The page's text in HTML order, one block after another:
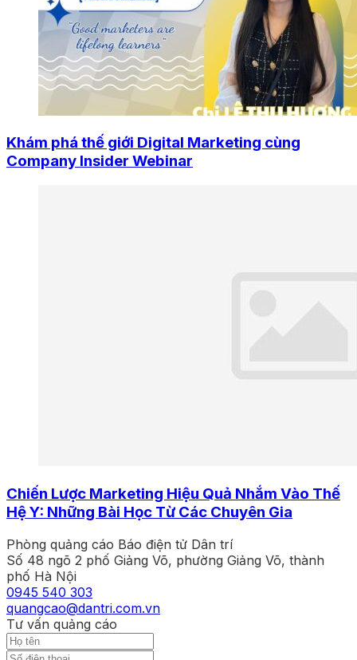
Khám phá thế giới Digital Marketing cùng
Company Insider Webinar
Chiến Lược Marketing Hiệu Quả Nhắm Vào Thế
Hệ Y: Những Bài Học Từ Các Chuyên Gia
Phòng quảng cáo Báo điện tử Dân trí
Số 48 ngõ 2 phố Giảng Võ, phường Giảng Võ, thành
phố Hà Nội
0945 540 303
quangcao@dantri.com.vn
Tư vấn quảng cáo